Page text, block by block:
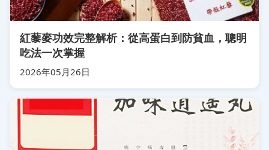
紅藜麥功效完整解析：從高蛋白到防貧血，聰明
吃法一次掌握
2026年05月26日